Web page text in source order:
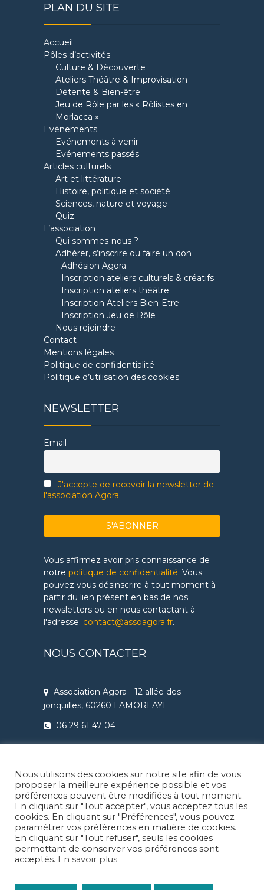
PLAN DU SITE
Accueil
Pôles d’activités
Culture & Découverte
Ateliers Théâtre & Improvisation
Détente & Bien-être
Jeu de Rôle par les « Rôlistes en
Morlacca »
Evénements
Evénements à venir
Evénements passés
Articles culturels
Art et littérature
Histoire, politique et société
Sciences, nature et voyage
Quiz
L’association
Qui sommes-nous ?
Adhérer, s’inscrire ou faire un don
Adhésion Agora
Inscription ateliers culturels & créatifs
Inscription ateliers théâtre
Inscription Ateliers Bien-Etre
Inscription Jeu de Rôle
Nous rejoindre
Contact
Mentions légales
Politique de confidentialité
Politique d’utilisation des cookies
NEWSLETTER
Email
J'accepte de recevoir la newsletter de
l'association Agora.
Vous affirmez avoir pris connaissance de
notre politique de confidentialité. Vous
pouvez vous désinscrire à tout moment à
partir du lien présent en bas de nos
newsletters ou en nous contactant à
l'adresse: contact@assoagora.fr.
NOUS CONTACTER
Association Agora - 12 allée des
jonquilles, 60260 LAMORLAYE
06 29 61 47 04
Règlement intérieur Agora - Ateliers
Théâtre & Cinéma
FacebookInstragramLinkedIn
Nous utilisons des cookies sur notre site afin de vous
proposer la meilleure expérience possible et vos
préférences peuvent être modifiées à tout moment.
En cliquant sur "Tout accepter", vous acceptez tous les
cookies. En cliquant sur "Préférences", vous pouvez
paramétrer vos préférences en matière de cookies.
En cliquant sur "Tout refuser", seuls les cookies
permettant de conserver vos préférences sont
acceptés. En savoir plus